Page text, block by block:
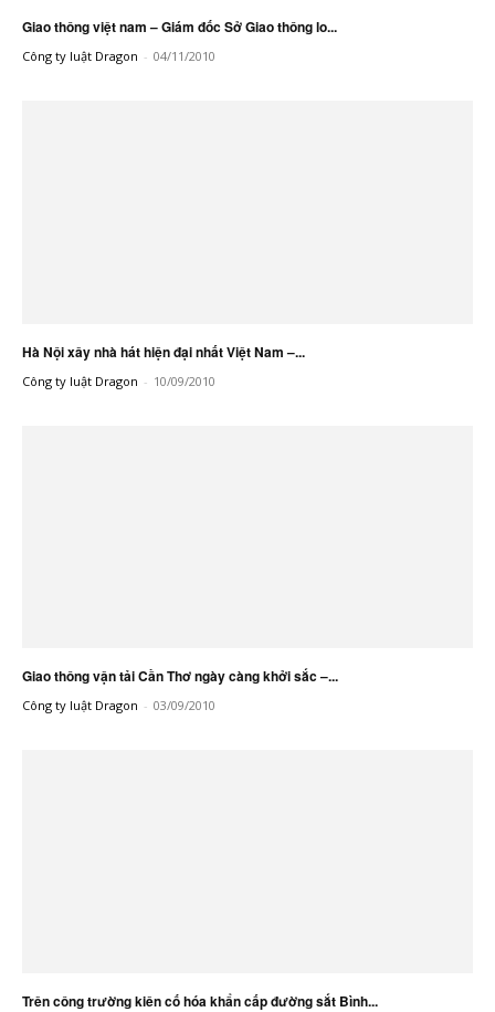
Giao thông việt nam – Giám đốc Sở Giao thông lo...
Công ty luật Dragon - 04/11/2010
Hà Nội xây nhà hát hiện đại nhất Việt Nam –...
Công ty luật Dragon - 10/09/2010
Giao thông vận tải Cần Thơ ngày càng khởi sắc –...
Công ty luật Dragon - 03/09/2010
Trên công trường kiên cố hóa khẩn cấp đường sắt Bình...